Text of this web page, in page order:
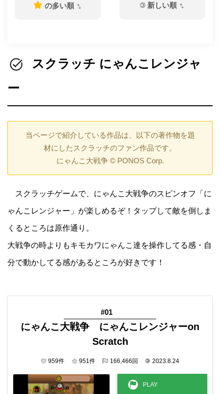
の多い順 © 新しい順
スクラッチ にゃんこレンジャ
ー
当ページで紹介している作品は、以下の著作物を題
材にしたスクラッチのファン作品です。
にゃんこ大戦争 © PONOS Corp.
スクラッチゲームで、にゃんこ大戦争のスピンオフ「に
ゃんこレンジャー」が楽しめるぞ！タップして敵を倒しま
くるところは原作通り。
大戦争の時よりもキモカワにゃんこ達を操作してる感・自
分で動かしてる感があるところが好きです！
#01
にゃんこ大戦争 にゃんこレンジャーon
Scratch
959件 951件 166,466 回 © 2023.8.24